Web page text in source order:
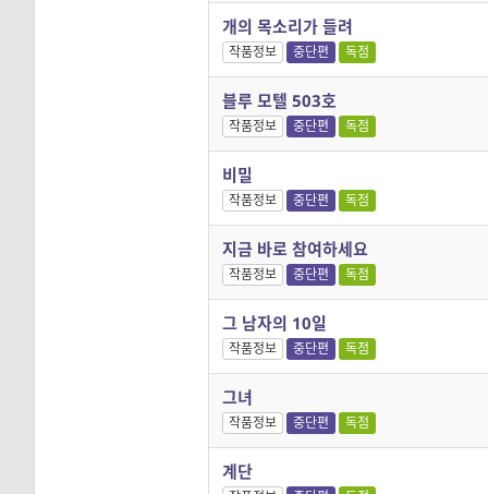
개의 목소리가 들려
작품정보 중단편 독점
블루 모텔 503호
작품정보 중단편 독점
비밀
작품정보 중단편 독점
지금 바로 참여하세요
작품정보 중단편 독점
그 남자의 10일
작품정보 중단편 독점
그녀
작품정보 중단편 독점
계단